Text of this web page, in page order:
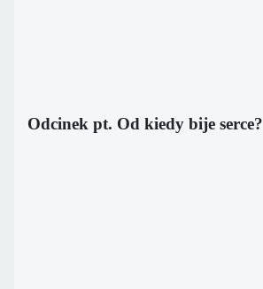
Odcinek pt. Od kiedy bije serce?